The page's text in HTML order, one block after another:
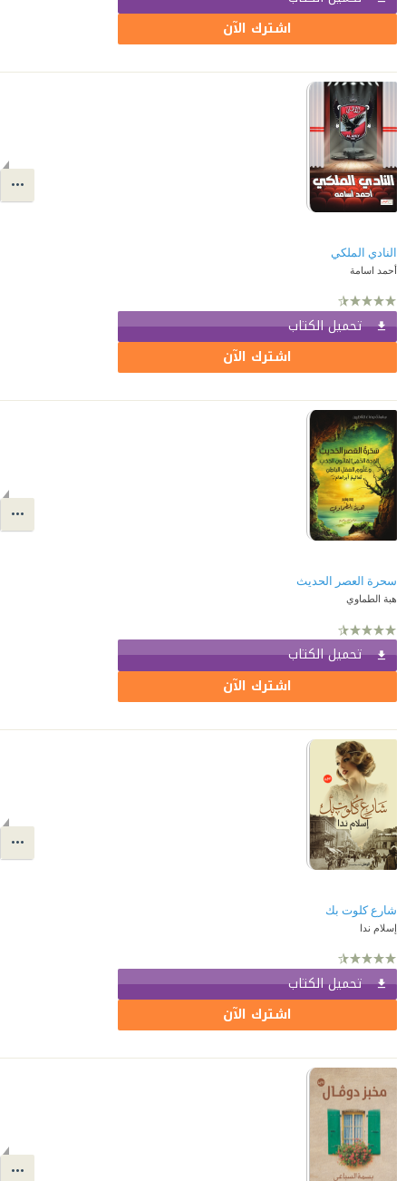
اشترك الآن
النادي الملكي
أحمد اسامة
تحميل الكتاب
اشترك الآن
سحرة العصر الحديث
هبة الطماوي
تحميل الكتاب
اشترك الآن
شارع كلوت بك
إسلام ندا
تحميل الكتاب
اشترك الآن